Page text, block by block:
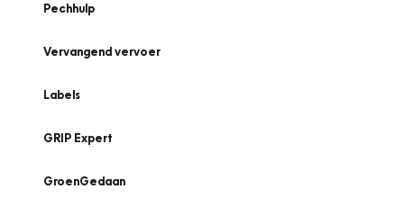
Pechhulp
Vervangend vervoer
Labels
GRIP Expert
GroenGedaan